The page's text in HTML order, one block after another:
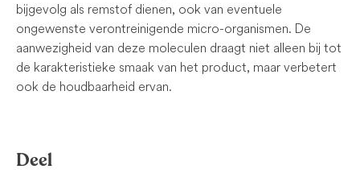
bijgevolg als remstof dienen, ook van eventuele
ongewenste verontreinigende micro-organismen. De
aanwezigheid van deze moleculen draagt niet alleen bij tot
de karakteristieke smaak van het product, maar verbetert
ook de houdbaarheid ervan.
Deel